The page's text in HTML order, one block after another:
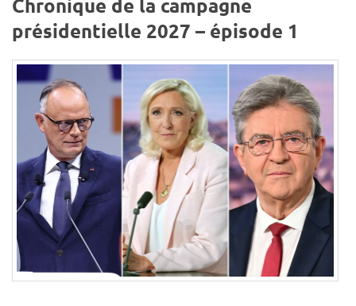
Chronique de la campagne
présidentielle 2027 – épisode 1